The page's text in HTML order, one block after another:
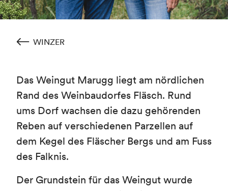
WINZER
Das Weingut Marugg liegt am nördlichen
Rand des Weinbaudorfes Fläsch. Rund
ums Dorf wachsen die dazu gehörenden
Reben auf verschiedenen Parzellen auf
dem Kegel des Fläscher Bergs und am Fuss
des Falknis.
Der Grundstein für das Weingut wurde